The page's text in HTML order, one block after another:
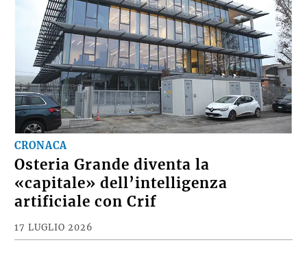
CRONACA
Osteria Grande diventa la
«capitale» dell’intelligenza
artificiale con Crif
17 LUGLIO 2026